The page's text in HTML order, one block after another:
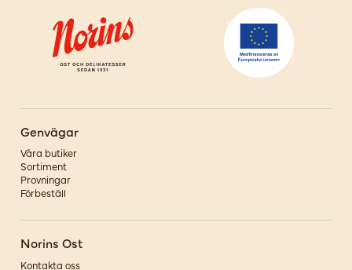
Genvägar
Våra butiker
Sortiment
Provningar
Förbeställ
Norins Ost
Kontakta oss